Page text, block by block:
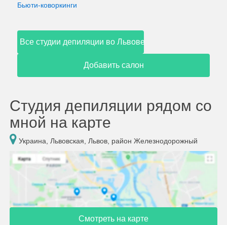
Бьюти-коворкинги
Все студии депиляции во Львове
Добавить салон
Студия депиляции рядом со
мной на карте
Украина, Львовская, Львов, район Железнодорожный
Смотреть на карте